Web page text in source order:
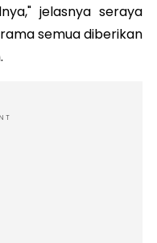
jelasnya seraya
semua diberikan